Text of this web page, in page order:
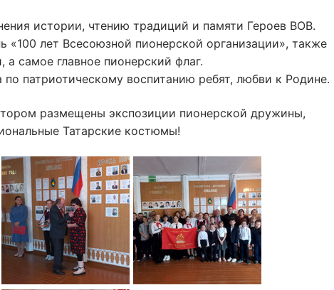
истории, чтению традиций и памяти Героев ВОВ.
лет Всесоюзной пионерской организации», также
самое главное пионерский флаг.
патриотическому воспитанию ребят, любви к Родине.
размещены экспозиции пионерской дружины,
Татарские костюмы!